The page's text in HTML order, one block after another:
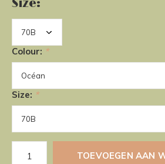
Size:
Colour: *
Size: *
TOEVOEGEN AAN